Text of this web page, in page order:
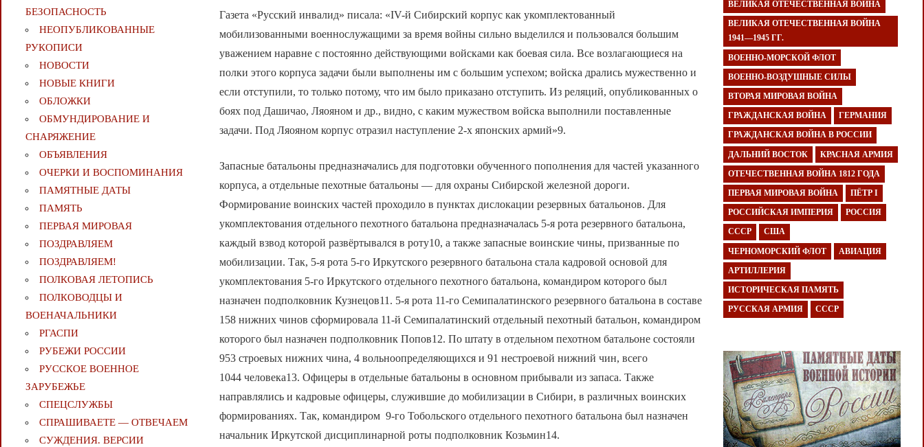
Газета «Русский инвалид» писала: «IV-й Сибирский корпус как укомплектованный
мобилизованными военнослужащими за время войны сильно выделился и пользовался большим
уважением наравне с постоянно действующими войсками как боевая сила. Все возлагающиеся на
полки этого корпуса задачи были выполнены им с большим успехом; войска дрались мужественно и
если отступили, то только потому, что им было приказано отступить. Из реляций, опубликованных о
боях под Дашичао, Ляояном и др., видно, с каким мужеством войска выполнили поставленные
задачи. Под Ляояном корпус отразил наступление 2-х японских армий»9.
Запасные батальоны предназначались для подготовки обученного пополнения для частей указанного
корпуса, а отдельные пехотные батальоны — для охраны Сибирской железной дороги.
Формирование воинских частей проходило в пунктах дислокации резервных батальонов. Для
укомплектования отдельного пехотного батальона предназначалась 5-я рота резервного батальона,
каждый взвод которой развёртывался в роту10, а также запасные воинские чины, призванные по
мобилизации. Так, 5-я рота 5-го Иркутского резервного батальона стала кадровой основой для
укомплектования 5-го Иркутского отдельного пехотного батальона, командиром которого был
назначен подполковник Кузнецов11. 5-я рота 11-го Семипалатинского резервного батальона в составе
158 нижних чинов сформировала 11-й Семипалатинский отдельный пехотный батальон, командиром
которого был назначен подполковник Попов12. По штату в отдельном пехотном батальоне состояли
953 строевых нижних чина, 4 вольноопределяющихся и 91 нестроевой нижний чин, всего
1044 человека13. Офицеры в отдельные батальоны в основном прибывали из запаса. Также
направлялись и кадровые офицеры, служившие до мобилизации в Сибири, в различных воинских
формированиях. Так, командиром 9-го Тобольского отдельного пехотного батальона был назначен
начальник Иркутской дисциплинарной роты подполковник Козьмин14.
БЕЗОПАСНОСТЬ
НЕОПУБЛИКОВАННЫЕ
РУКОПИСИ
НОВОСТИ
НОВЫЕ КНИГИ
ОБЛОЖКИ
ОБМУНДИРОВАНИЕ И
СНАРЯЖЕНИЕ
ОБЪЯВЛЕНИЯ
ОЧЕРКИ И ВОСПОМИНАНИЯ
ПАМЯТНЫЕ ДАТЫ
ПАМЯТЬ
ПЕРВАЯ МИРОВАЯ
ПОЗДРАВЛЯЕМ
ПОЗДРАВЛЯЕМ!
ПОЛКОВАЯ ЛЕТОПИСЬ
ПОЛКОВОДЦЫ И
ВОЕНАЧАЛЬНИКИ
РГАСПИ
РУБЕЖИ РОССИИ
РУССКОЕ ВОЕННОЕ
ЗАРУБЕЖЬЕ
СПЕЦСЛУЖБЫ
СПРАШИВАЕТЕ — ОТВЕЧАЕМ
СУЖДЕНИЯ. ВЕРСИИ
ВЕЛИКАЯ ОТЕЧЕСТВЕННАЯ ВОЙНА
ВЕЛИКАЯ ОТЕЧЕСТВЕННАЯ ВОЙНА
1941—1945 ГГ.
ВОЕННО-МОРСКОЙ ФЛОТ
ВОЕННО-ВОЗДУШНЫЕ СИЛЫ
ВТОРАЯ МИРОВАЯ ВОЙНА
ГРАЖДАНСКАЯ ВОЙНА ГЕРМАНИЯ
ГРАЖДАНСКАЯ ВОЙНА В РОССИИ
ДАЛЬНИЙ ВОСТОК КРАСНАЯ АРМИЯ
ОТЕЧЕСТВЕННАЯ ВОЙНА 1812 ГОДА
ПЕРВАЯ МИРОВАЯ ВОЙНА ПЁТР I
РОССИЙСКАЯ ИМПЕРИЯ РОССИЯ
СССР США
ЧЕРНОМОРСКИЙ ФЛОТ АВИАЦИЯ
АРТИЛЛЕРИЯ
ИСТОРИЧЕСКАЯ ПАМЯТЬ
РУССКАЯ АРМИЯ СССР